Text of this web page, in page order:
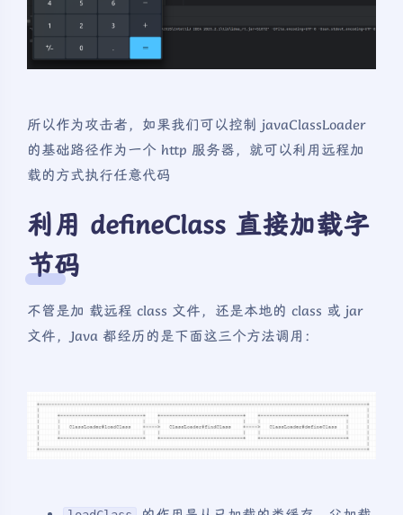
所以作为攻击者，如果我们可以控制 javaClassLoader
的基础路径作为一个 http 服务器，就可以利用远程加
载的方式执行任意代码
利用 defineClass 直接加载字
节码
不管是加 载远程 class 文件，还是本地的 class 或 jar
文件，Java 都经历的是下面这三个方法调用：